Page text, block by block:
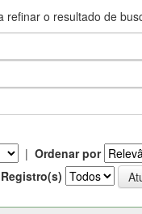
refinar o resultado de
| Ordenar por
Registro(s)